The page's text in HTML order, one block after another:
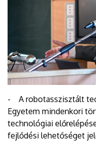
- A robotasszisztált
Egyetem mindenkori
technológiai
fejlődési lehetőséget